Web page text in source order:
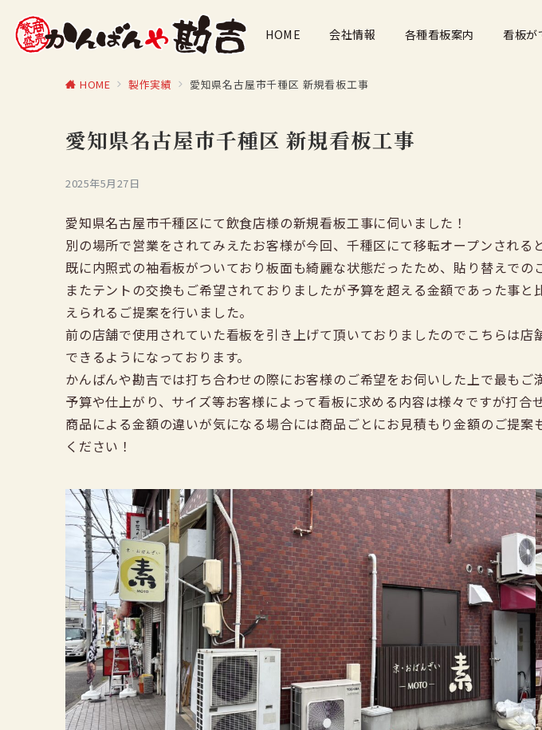
HOME 会社情報 各種看板案内 看板が
HOME 製作実績 愛知県名古屋市千種区 新規看板工事
愛知県名古屋市千種区 新規看板工事
2025年5月27日
愛知県名古屋市千種区にて飲食店様の新規看板工事に伺いました！
別の場所で営業をされてみえたお客様が今回、千種区にて移転オープンされる
既に内照式の袖看板がついており板面も綺麗な状態だったため、貼り替えでの
またテントの交換もご希望されておりましたが予算を超える金額であった事
えられるご提案を行いました。
前の店舗で使用されていた看板を引き上げて頂いておりましたのでこちらは
できるようになっております。
かんばんや勘吉では打ち合わせの際にお客様のご希望をお伺いした上で最も
予算や仕上がり、サイズ等お客様によって看板に求める内容は様々ですが打
商品による金額の違いが気になる場合には商品ごとにお見積もり金額のご提
ください！